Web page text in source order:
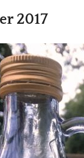
2017